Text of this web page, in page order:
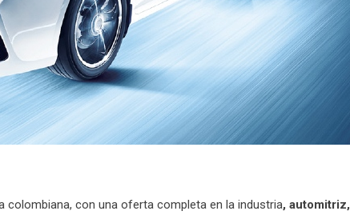
colombiana, con una oferta completa en la industria, automitriz,